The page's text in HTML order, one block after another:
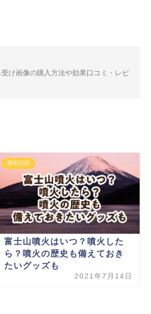
け画像の購入方法や効果口コミ・レビ
都市伝説
富士山噴火はいつ？噴火した
ら？噴火の歴史も備えておき
たいグッズも
2021年7月14日